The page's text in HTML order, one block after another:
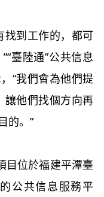
到工作的，都可
臺陸通”公共信息
“我們會為他們提
讓他們找個方向再
的。”
位於福建平潭臺
公共信息服務平